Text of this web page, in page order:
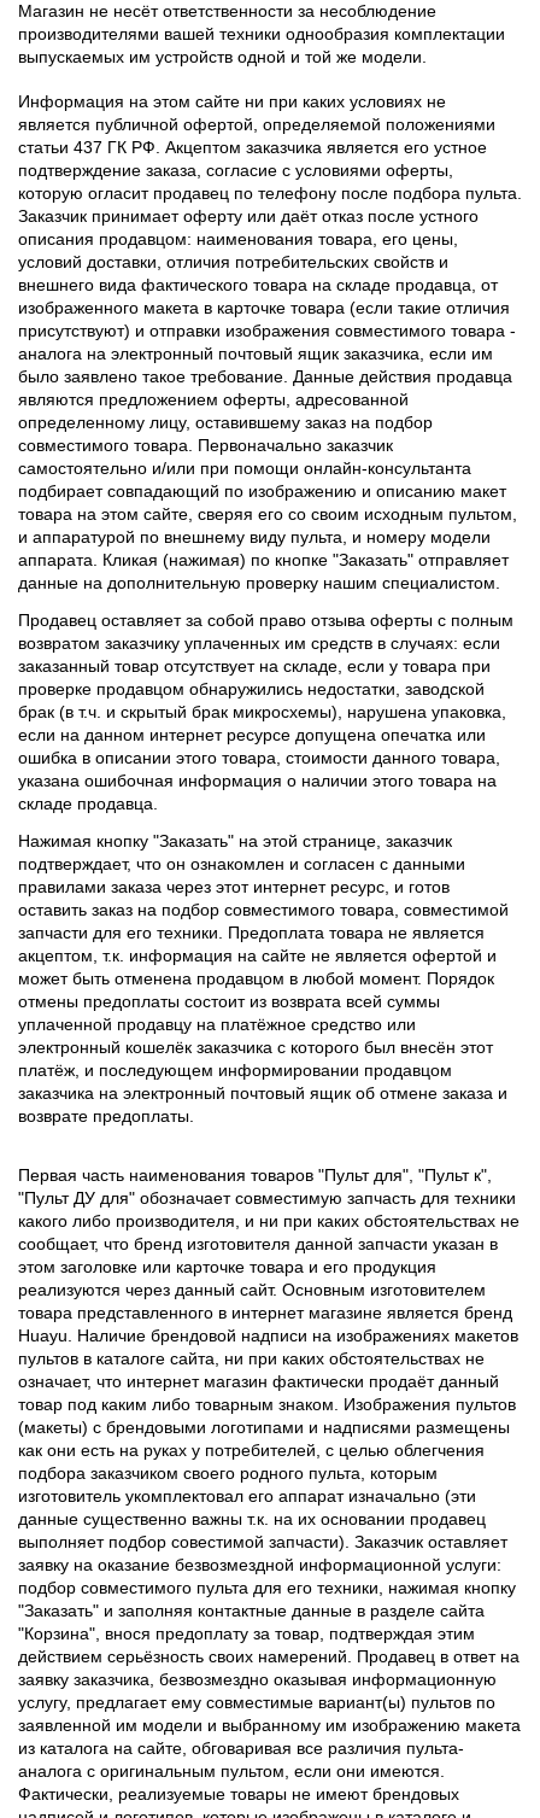
Магазин не несёт ответственности за несоблюдение
производителями вашей техники однообразия комплектации
выпускаемых им устройств одной и той же модели.
Информация на этом сайте ни при каких условиях не
является публичной офертой, определяемой положениями
статьи 437 ГК РФ. Акцептом заказчика является его устное
подтверждение заказа, согласие с условиями оферты,
которую огласит продавец по телефону после подбора пульта.
Заказчик принимает оферту или даёт отказ после устного
описания продавцом: наименования товара, его цены,
условий доставки, отличия потребительских свойств и
внешнего вида фактического товара на складе продавца, от
изображенного макета в карточке товара (если такие отличия
присутствуют) и отправки изображения совместимого товара -
аналога на электронный почтовый ящик заказчика, если им
было заявлено такое требование. Данные действия продавца
являются предложением оферты, адресованной
определенному лицу, оставившему заказ на подбор
совместимого товара. Первоначально заказчик
самостоятельно и/или при помощи онлайн-консультанта
подбирает совпадающий по изображению и описанию макет
товара на этом сайте, сверяя его со своим исходным пультом,
и аппаратурой по внешнему виду пульта, и номеру модели
аппарата. Кликая (нажимая) по кнопке "Заказать" отправляет
данные на дополнительную проверку нашим специалистом.
Продавец оставляет за собой право отзыва оферты с полным
возвратом заказчику уплаченных им средств в случаях: если
заказанный товар отсутствует на складе, если у товара при
проверке продавцом обнаружились недостатки, заводской
брак (в т.ч. и скрытый брак микросхемы), нарушена упаковка,
если на данном интернет ресурсе допущена опечатка или
ошибка в описании этого товара, стоимости данного товара,
указана ошибочная информация о наличии этого товара на
складе продавца.
Нажимая кнопку "Заказать" на этой странице, заказчик
подтверждает, что он ознакомлен и согласен с данными
правилами заказа через этот интернет ресурс, и готов
оставить заказ на подбор совместимого товара, совместимой
запчасти для его техники. Предоплата товара не является
акцептом, т.к. информация на сайте не является офертой и
может быть отменена продавцом в любой момент. Порядок
отмены предоплаты состоит из возврата всей суммы
уплаченной продавцу на платёжное средство или
электронный кошелёк заказчика с которого был внесён этот
платёж, и последующем информировании продавцом
заказчика на электронный почтовый ящик об отмене заказа и
возврате предоплаты.
Первая часть наименования товаров "Пульт для", "Пульт к",
"Пульт ДУ для" обозначает совместимую запчасть для техники
какого либо производителя, и ни при каких обстоятельствах не
сообщает, что бренд изготовителя данной запчасти указан в
этом заголовке или карточке товара и его продукция
реализуются через данный сайт. Основным изготовителем
товара представленного в интернет магазине является бренд
Huayu. Наличие брендовой надписи на изображениях макетов
пультов в каталоге сайта, ни при каких обстоятельствах не
означает, что интернет магазин фактически продаёт данный
товар под каким либо товарным знаком. Изображения пультов
(макеты) с брендовыми логотипами и надписями размещены
как они есть на руках у потребителей, с целью облегчения
подбора заказчиком своего родного пульта, которым
изготовитель укомплектовал его аппарат изначально (эти
данные существенно важны т.к. на их основании продавец
выполняет подбор совестимой запчасти). Заказчик оставляет
заявку на оказание безвозмездной информационной услуги:
подбор совместимого пульта для его техники, нажимая кнопку
"Заказать" и заполняя контактные данные в разделе сайта
"Корзина", внося предоплату за товар, подтверждая этим
действием серьёзность своих намерений. Продавец в ответ на
заявку заказчика, безвозмездно оказывая информационную
услугу, предлагает ему совместимые вариант(ы) пультов по
заявленной им модели и выбранному им изображению макета
из каталога на сайте, обговаривая все различия пульта-
аналога с оригинальным пультом, если они имеются.
Фактически, реализуемые товары не имеют брендовых